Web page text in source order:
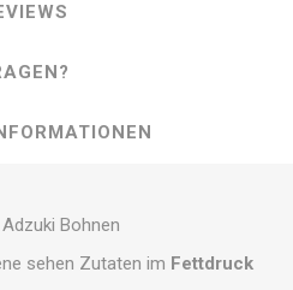
Adzuki Bohnen
sehen Zutaten im Fettdruck